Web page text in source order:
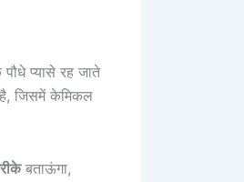
पौधे प्यासे रह जाते
है, जिसमें केमिकल
बताऊंगा,